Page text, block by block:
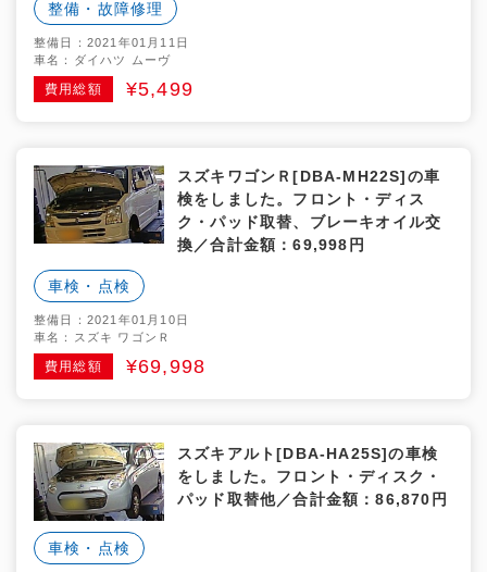
整備・故障修理
整備日：2021年01月11日
車名：ダイハツ ムーヴ
費用総額 ¥5,499
スズキワゴンＲ[DBA-MH22S]の車
検をしました。フロント・ディス
ク・パッド取替、ブレーキオイル交
換／合計金額：69,998円
車検・点検
整備日：2021年01月10日
車名：スズキ ワゴンＲ
費用総額 ¥69,998
スズキアルト[DBA-HA25S]の車検
をしました。フロント・ディスク・
パッド取替他／合計金額：86,870円
車検・点検